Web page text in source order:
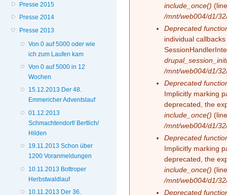
Presse 2015
Presse 2014
Presse 2013
Von 0 auf 5000 oder wie
ich zum Laufen kam
Von 0 auf 5000 in 12
Wochen
15.12.2013 Der 48.
Emmericher Adventslauf
01.12.2013
Schmachtendorf/ Bertlich/
Hilden
19.11.2013 Schon über
1200 Voranmeldungen
10.11.2013 Bottroper
Herbstwaldlauf
10.11.2013 Der 36.
include_once()
/mnt/web004/d1/
Deprecated
individual
/mnt/web004/d1/
Deprecated
Implicitly marking
deprecated, the
include_once()
/mnt/web004/d1/
Deprecated
Implicitly marking
deprecated, the
include_once()
/mnt/web004/d1/
Deprecated